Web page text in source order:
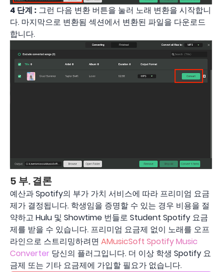
4 단계 : 그런 다음 변환 버튼을 눌러 노래 변환을 시작합니
다. 마지막으로 변환됨 섹션에서 변환된 파일을 다운로드
합니다.
5 부. 결론
예산과 Spotify의 부가 가치 서비스에 따라 프리미엄 요금
제가 결정됩니다. 학생임을 증명할 수 있는 경우 비용을 절
약하고 Hulu 및 Showtime 번들로 Student Spotify 요금
제를 받을 수 있습니다. 프리미엄 요금제 없이 노래를 오프
라인으로 스트리밍하려면 AMusicSoft Spotify Music
Converter 당신의 플러그입니다. 더 이상 학생 Spotify 요
금제 또는 기타 요금제에 가입할 필요가 없습니다.